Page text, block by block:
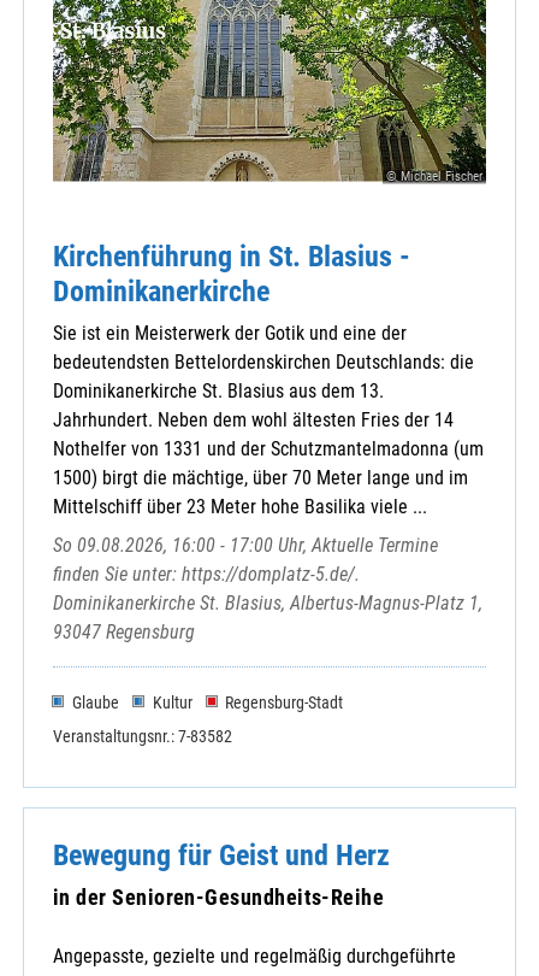
© Michael Fischer
Kirchenführung in St. Blasius -
Dominikanerkirche
Sie ist ein Meisterwerk der Gotik und eine der
bedeutendsten Bettelordenskirchen Deutschlands: die
Dominikanerkirche St. Blasius aus dem 13.
Jahrhundert. Neben dem wohl ältesten Fries der 14
Nothelfer von 1331 und der Schutzmantelmadonna (um
1500) birgt die mächtige, über 70 Meter lange und im
Mittelschiff über 23 Meter hohe Basilika viele ...
So 09.08.2026, 16:00 - 17:00 Uhr, Aktuelle Termine
finden Sie unter: https://domplatz-5.de/.
Dominikanerkirche St. Blasius, Albertus-Magnus-Platz 1,
93047 Regensburg
Glaube Kultur
Regensburg-Stadt
Veranstaltungsnr.: 7-83582
Bewegung für Geist und Herz
in der Senioren-Gesundheits-Reihe
Angepasste, gezielte und regelmäßig durchgeführte